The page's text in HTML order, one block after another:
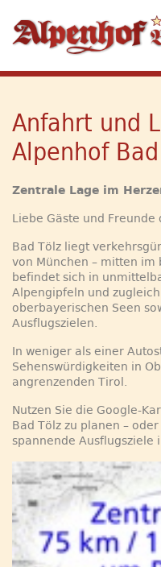
Anfahrt und
Alpenhof
Zentrale Lage im
Liebe Gäste und Freunde
Bad Tölz liegt
von München – mitten im
befindet sich in
Alpengipfeln und
oberbayerischen Seen
Ausflugszielen.
In weniger als einer
Sehenswürdigkeiten in
angrenzenden Tirol.
Nutzen Sie die Google-
Bad Tölz zu planen –
spannende Ausflugsziele